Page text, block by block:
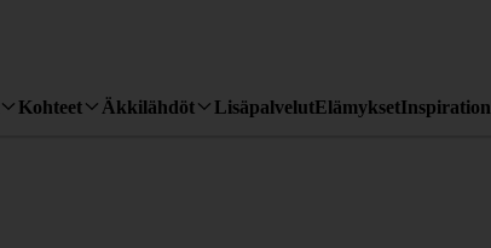
Kohteet Äkkilähdöt LisäpalvelutElämyksetInspiration